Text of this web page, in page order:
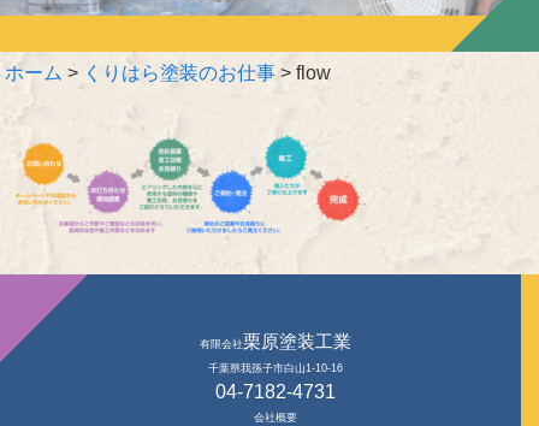
ホーム > くりはら塗装のお仕事 >flow
有限会社栗原塗装工業
千葉県我孫子市白山1-10-16
04-7182-4731
会社概要